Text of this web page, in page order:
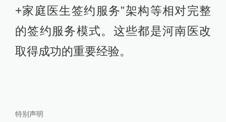
+家庭医生签约服务”架构等相对完整
的签约服务模式。这些都是河南医改
取得成功的重要经验。
特别声明